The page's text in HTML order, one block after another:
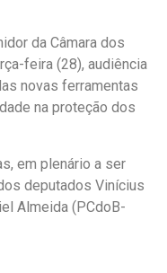
da Câmara dos
feira (28), audiência
novas ferramentas
na proteção dos
em plenário a ser
deputados Vinícius
Almeida (PCdoB-